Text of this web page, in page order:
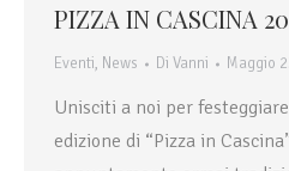
PIZZA IN CASCINA
Eventi, News Di Vanni Maggio
Unisciti a noi per
edizione di “Pizza in